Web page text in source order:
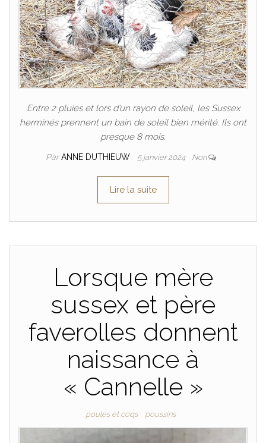
Entre 2 pluies et lors d’un rayon de soleil, les Sussex
herminés prennent un bain de soleil bien mérité. Ils ont
presque 8 mois.
ParANNE DUTHIEUW 5 janvier 2024 Non
Lire la suite
Lorsque mère
sussex et père
faverolles donnent
naissance à
« Cannelle »
poules et coqs poussins